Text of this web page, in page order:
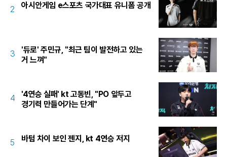
2 아시안게임 e스포츠 국가대표 유니폼 공개
3
'듀로' 주민규, "최근 팀이 발전하고 있는
거 느껴"
4
'4연승 실패' kt 고동빈, "PO 앞두고
경기력 만들어가는 단계"
5 바텀 차이 보인 젠지, kt 4연승 저지